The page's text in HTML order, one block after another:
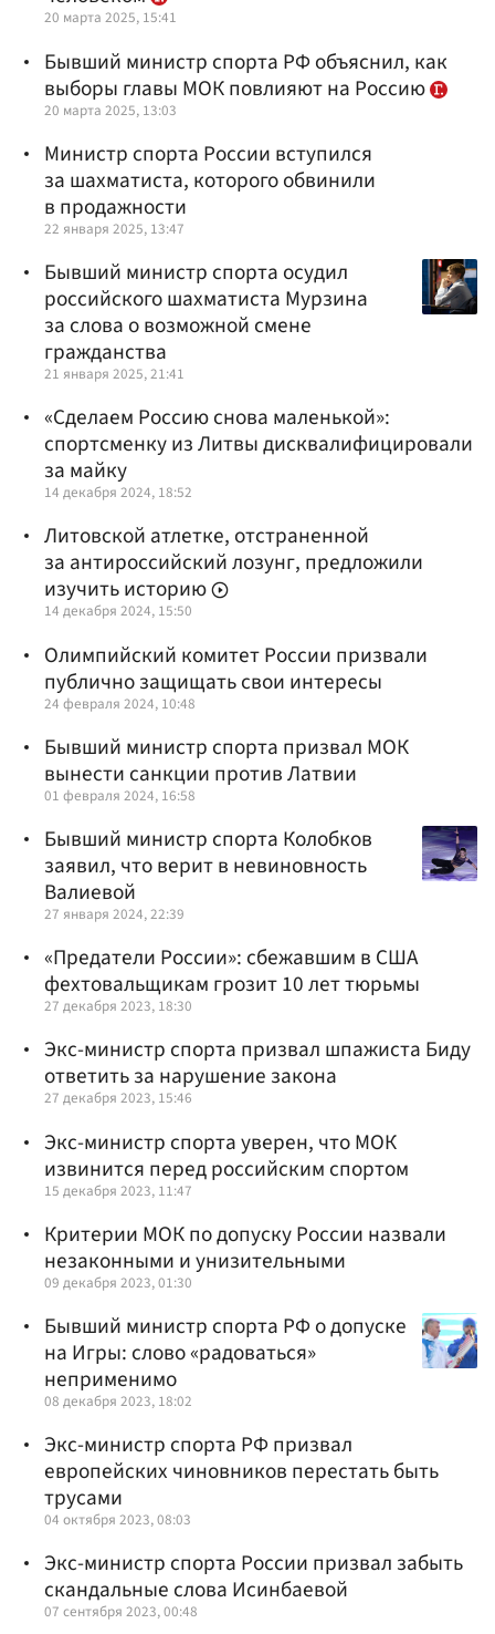
20 марта 2025, 15:41
Бывший министр спорта РФ объяснил, как
выборы главы МОК повлияют на Россию
20 марта 2025, 13:03
Министр спорта России вступился
за шахматиста, которого обвинили
в продажности
22 января 2025, 13:47
Бывший министр спорта осудил
российского шахматиста Мурзина
за слова о возможной смене
гражданства
21 января 2025, 21:41
«Сделаем Россию снова маленькой»:
спортсменку из Литвы дисквалифицировали
за майку
14 декабря 2024, 18:52
Литовской атлетке, отстраненной
за антироссийский лозунг, предложили
изучить историю
14 декабря 2024, 15:50
Олимпийский комитет России призвали
публично защищать свои интересы
24 февраля 2024, 10:48
Бывший министр спорта призвал МОК
вынести санкции против Латвии
01 февраля 2024, 16:58
Бывший министр спорта Колобков
заявил, что верит в невиновность
Валиевой
27 января 2024, 22:39
«Предатели России»: сбежавшим в США
фехтовальщикам грозит 10 лет тюрьмы
27 декабря 2023, 18:30
Экс-министр спорта призвал шпажиста Биду
ответить за нарушение закона
27 декабря 2023, 15:46
Экс-министр спорта уверен, что МОК
извинится перед российским спортом
15 декабря 2023, 11:47
Критерии МОК по допуску России назвали
незаконными и унизительными
09 декабря 2023, 01:30
Бывший министр спорта РФ о допуске
на Игры: слово «радоваться»
неприменимо
08 декабря 2023, 18:02
Экс-министр спорта РФ призвал
европейских чиновников перестать быть
трусами
04 октября 2023, 08:03
Экс-министр спорта России призвал забыть
скандальные слова Исинбаевой
07 сентября 2023, 00:48